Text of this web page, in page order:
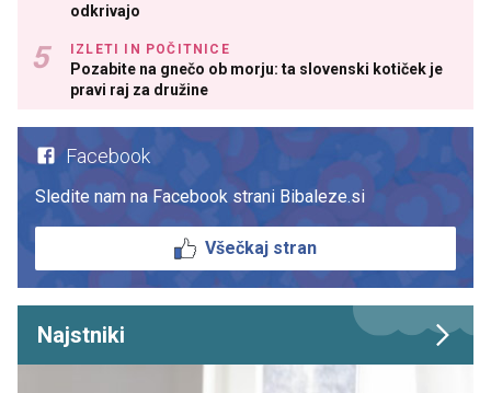
odkrivajo
IZLETI IN POČITNICE
Pozabite na gnečo ob morju: ta slovenski kotiček je
pravi raj za družine
Facebook
Sledite nam na Facebook strani Bibaleze.si
Všečkaj stran
Najstniki